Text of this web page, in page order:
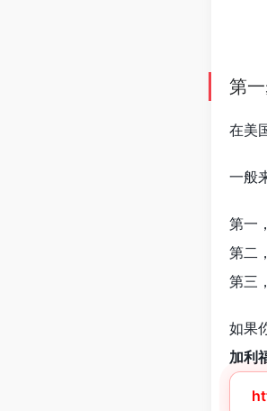
第
在美
一般
第一，
第二，
第三
如果
加利